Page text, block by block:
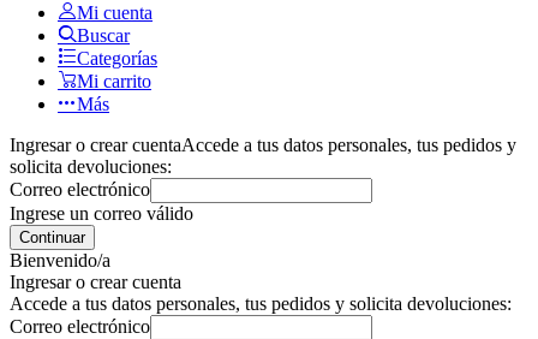
Mi cuenta
Buscar
Categorías
Mi carrito
Más
Ingresar o crear cuentaAccede a tus datos personales, tus pedidos y
solicita devoluciones:
Correo electrónico
Ingrese un correo válido
Continuar
Bienvenido/a
Ingresar o crear cuenta
Accede a tus datos personales, tus pedidos y solicita devoluciones:
Correo electrónico